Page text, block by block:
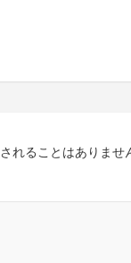
れることはありませ